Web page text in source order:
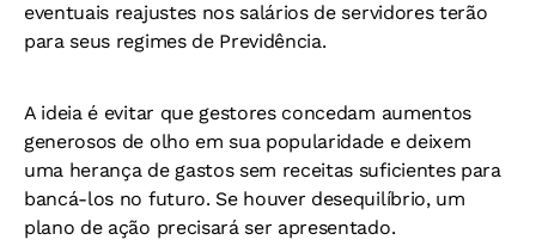
eventuais reajustes nos salários de servidores terão
para seus regimes de Previdência.
A ideia é evitar que gestores concedam aumentos
generosos de olho em sua popularidade e deixem
uma herança de gastos sem receitas suficientes para
bancá-los no futuro. Se houver desequilíbrio, um
plano de ação precisará ser apresentado.